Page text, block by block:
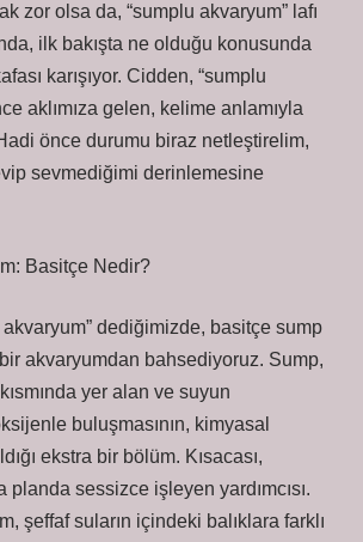
zor olsa da, “sumplu akvaryum” lafı
ilk bakışta ne olduğu konusunda
karışıyor. Cidden, “sumplu
aklımıza gelen, kelime anlamıyla
önce durumu biraz netleştirelim,
sevmediğimi derinlemesine
Basitçe Nedir?
akvaryum” dediğimizde, basitçe sump
akvaryumdan bahsediyoruz. Sump,
yer alan ve suyun
buluşmasının, kimyasal
ekstra bir bölüm. Kısacası,
planda sessizce işleyen yardımcısı.
şeffaf suların içindeki balıklara farklı